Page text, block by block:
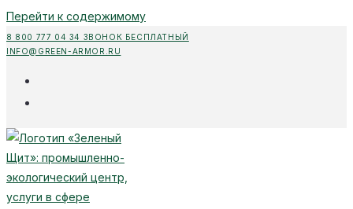
Перейти к содержимому
8 800 777 04 34 ЗВОНОК БЕСПЛАТНЫЙ
INFO@GREEN-ARMOR.RU